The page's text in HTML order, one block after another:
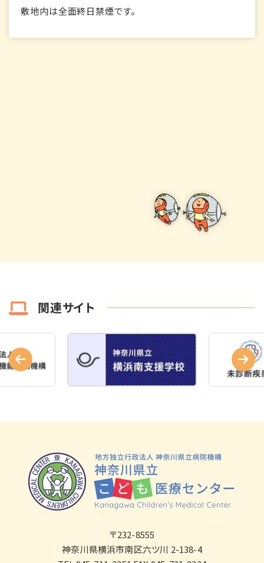
敷地内は全面終日禁煙です。
関連サイト
〒232-8555
神奈川県横浜市南区六ツ川 2-138-4